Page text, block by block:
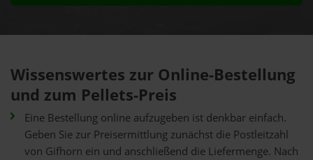
Wissenswertes zur Online-Bestellung
und zum Pellets-Preis
Eine Bestellung online aufzugeben ist denkbar einfach.
Geben Sie zur Preisermittlung zunächst die Postleitzahl
von Gifhorn ein und anschließend die Liefermenge. Nach